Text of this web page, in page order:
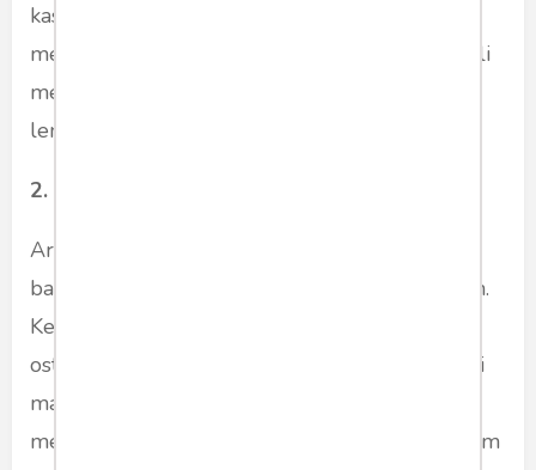
kasus, nyeri pada bahu dan area lainnya
memerlukan pemeriksaan lebih lanjut oleh ahli
medis menggunakan peralatan medis yang
lengkap.
2. Radang Sendi
Arthritis ditandai dengan rasa sakit di daerah
bahu, yang biasanya disebabkan oleh kekakuan.
Kebanyakan orang dengan arthritis memiliki
osteoarthritis, yang merupakan suatu kondisi di
mana tulang rawan yang membentuk sendi
menjadi rusak. Kerusakan ini dapat terjadi dalam